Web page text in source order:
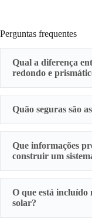
Perguntas frequentes
Qual a diferença
redondo e
Quão seguras são
Que informações
construir um
O que está incluído
solar?